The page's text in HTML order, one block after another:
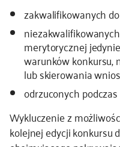
zakwalifikowanych
merytorycznej
warunków konkursu,
lub skierowania
odrzuconych
Wykluczenie z
kolejnej edycji konkursu